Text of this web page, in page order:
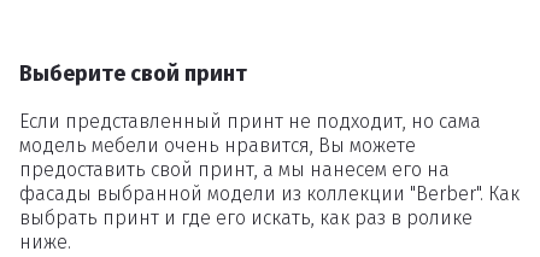
Выберите свой принт
Если представленный принт не подходит, но сама
модель мебели очень нравится, Вы можете
предоставить свой принт, а мы нанесем его на
фасады выбранной модели из коллекции "Berber". Как
выбрать принт и где его искать, как раз в ролике
ниже.